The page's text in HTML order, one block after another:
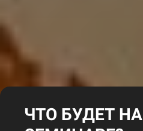
ЧТО БУДЕТ НА